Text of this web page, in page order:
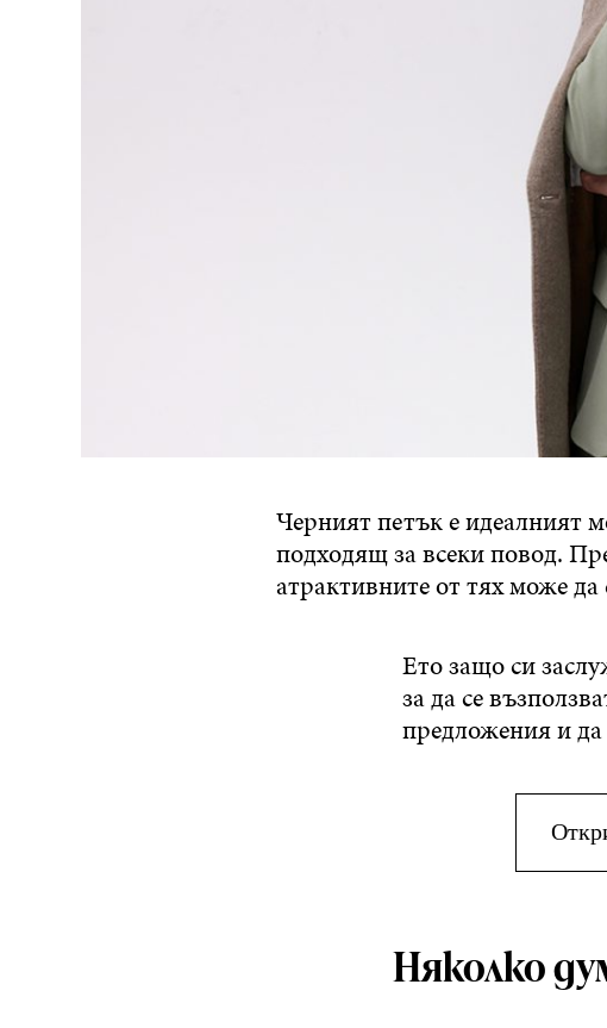
Черният петък е идеалният
подходящ за всеки повод.
атрактивните от тях може да
Ето защо си
за да се
предложения и да
Няколко